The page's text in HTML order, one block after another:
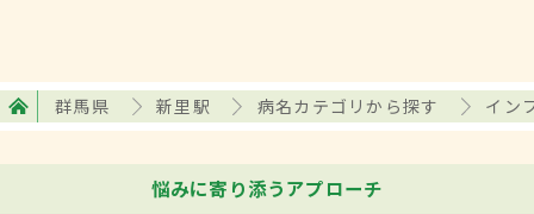
群馬県 新里駅 病名カテゴリから探す イン
悩みに寄り添うアプローチ